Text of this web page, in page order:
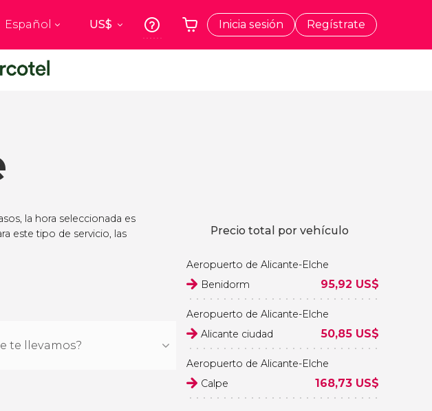
Top destinos
Oporto
Portugal
Bruselas
Bélgica
Español Inicia sesión Regístrate
la hora seleccionada es
este tipo de servicio, las
Precio total por vehículo
Aeropuerto de Alicante-Elche
Benidorm
95,92 US$
Aeropuerto de Alicante-Elche
Alicante ciudad
50,85 US$
Aeropuerto de Alicante-Elche
Calpe
168,73 US$